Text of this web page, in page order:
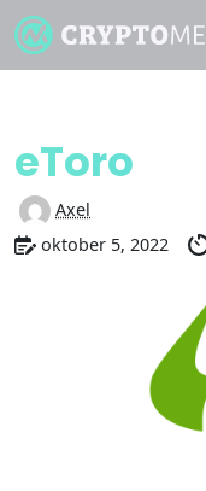
eToro
Axel
oktober 5, 2022